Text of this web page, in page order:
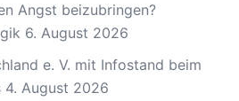
Angst beizubringen?
6. August 2026
e. V. mit Infostand beim
4. August 2026